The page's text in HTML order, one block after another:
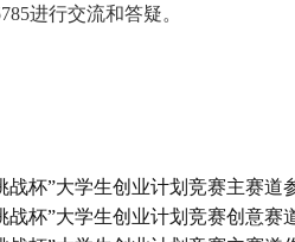
进行交流和答疑。
战杯”大学生创业计划竞赛主赛道
战杯”大学生创业计划竞赛创意赛